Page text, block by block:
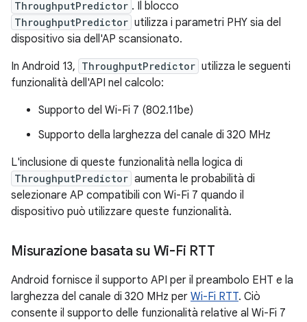
ThroughputPredictor . Il blocco
ThroughputPredictor utilizza i parametri PHY sia del
dispositivo sia dell'AP scansionato.
In Android 13, ThroughputPredictor utilizza le seguenti
funzionalità dell'API nel calcolo:
Supporto del Wi-Fi 7 (802.11be)
Supporto della larghezza del canale di 320 MHz
L'inclusione di queste funzionalità nella logica di
ThroughputPredictor aumenta le probabilità di
selezionare AP compatibili con Wi-Fi 7 quando il
dispositivo può utilizzare queste funzionalità.
Misurazione basata su Wi-Fi RTT
Android fornisce il supporto API per il preambolo EHT e la
larghezza del canale di 320 MHz per Wi-Fi RTT. Ciò
consente il supporto delle funzionalità relative al Wi-Fi 7